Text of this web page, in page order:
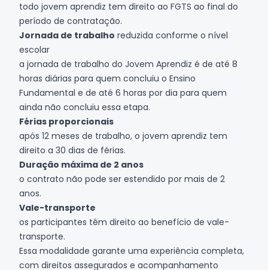
todo jovem aprendiz tem direito ao FGTS ao final do
período de contratação.
Jornada de trabalho reduzida conforme o nível
escolar
a jornada de trabalho do Jovem Aprendiz é de até 8
horas diárias para quem concluiu o Ensino
Fundamental e de até 6 horas por dia para quem
ainda não concluiu essa etapa.
Férias proporcionais
após 12 meses de trabalho, o jovem aprendiz tem
direito a 30 dias de férias.
Duração máxima de 2 anos
o contrato não pode ser estendido por mais de 2
anos.
Vale-transporte
os participantes têm direito ao benefício de vale-
transporte.
Essa modalidade garante uma experiência completa,
com direitos assegurados e acompanhamento